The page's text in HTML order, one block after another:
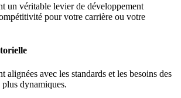
un véritable levier de développement
pour votre carrière ou votre
alignées avec les standards et les besoins des
dynamiques.